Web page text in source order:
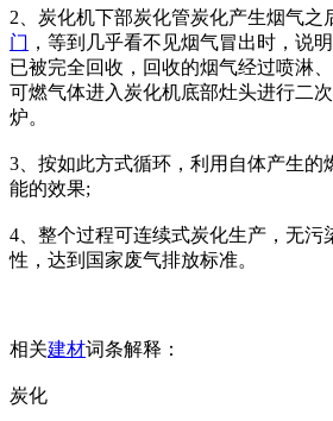
2、炭化机下部炭化管炭化产生烟气之
门 ，等到几乎看不见烟气冒出时，说
已被完全回收，回收的烟气经过喷淋
可燃气体进入炭化机底部灶头进行二
炉。
3、按如此方式循环，利用自体产生的
能的效果;
4、整个过程可连续式炭化生产，无污
性，达到国家废气排放标准。
相关建材词条解释：
炭化